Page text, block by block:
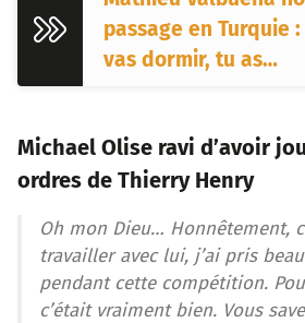
passage en Turquie
vas dormir, tu as…
Michael Olise ravi d’avoir
ordres de Thierry Henry
Oh mon Dieu… Honnêtement,
travailler avec lui, j’ai pris
pendant cette compétition.
c’était vraiment bien. Vous